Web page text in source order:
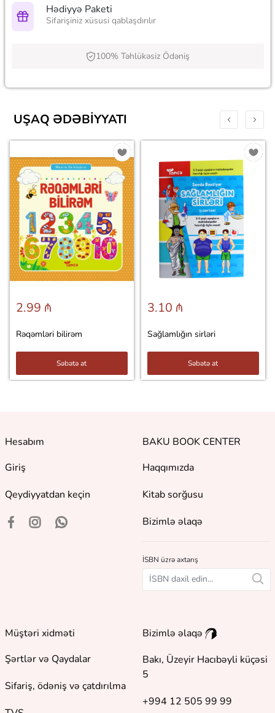
Hədiyyə Paketi
Sifarişiniz xüsusi qablaşdırılır
100% Təhlükəsiz Ödəniş
UŞAQ ƏDƏBIYYATI
2.99 ₼
Rəqəmləri bilirəm
Səbətə at
3.10 ₼
Sağlamlığın sirləri
Səbətə at
Hesabım
Giriş
Qeydiyyatdan keçin
BAKU BOOK CENTER
Haqqımızda
Kitab sorğusu
Bizimlə əlaqə
İSBN üzrə axtarış
Müştəri xidməti
Şərtlər və Qaydalar
Sifariş, ödəniş və çatdırılma
Bizimlə əlaqə
Bakı, Üzeyir Hacıbəyli küçəsi
5
+994 12 505 99 99